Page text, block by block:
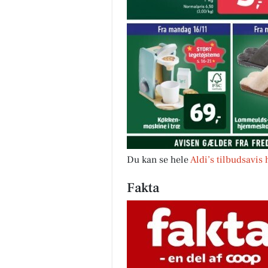
Du kan se heleAldi’s tilbudsavis
Fakta